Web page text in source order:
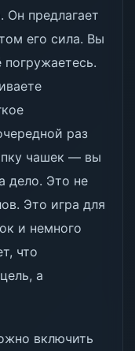
Он предлагает
его сила. Вы
раз
чашек — вы
дело. Это не
Это игра для
и немного
что
а
включить